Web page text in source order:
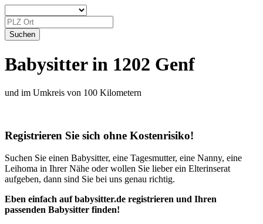
Babysitter in 1202 Genf
und im Umkreis von 100 Kilometern
Registrieren Sie sich ohne Kostenrisiko!
Suchen Sie einen Babysitter, eine Tagesmutter, eine Nanny, eine
Leihoma in Ihrer Nähe oder wollen Sie lieber ein Elterinserat
aufgeben, dann sind Sie bei uns genau richtig.
Eben einfach auf babysitter.de registrieren und Ihren
passenden Babysitter finden!